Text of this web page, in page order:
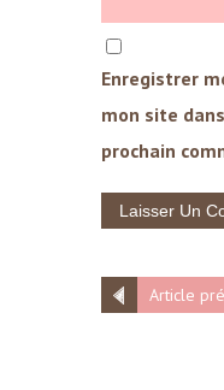
Enregistrer
mon site
prochain
Article